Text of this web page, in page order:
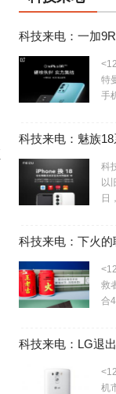
特
手
科
以
日
救
合
机